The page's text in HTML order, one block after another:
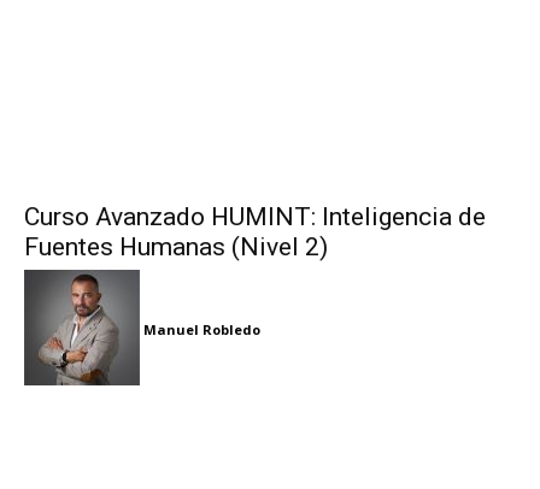
Curso Avanzado HUMINT: Inteligencia de
Fuentes Humanas (Nivel 2)
Manuel Robledo